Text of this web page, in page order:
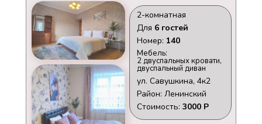
Для 6 гостей
Мебель:
2 двуспальных кровати,
двуспальный диван
ул. Савушкина, 4к2
Район: Ленинский
Номер: 140
Стоимость: 3000 Р
2-комнатная